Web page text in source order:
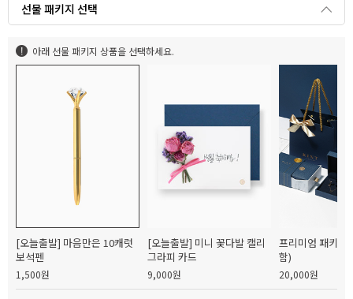
선물 패키지 선택
아래 선물 패키지 상품을 선택하세요.
[오늘출발] 마음만은 10캐럿
보석펜
1,500원
[오늘출발] 미니 꽃다발 캘리
그라피 카드
9,000원
프리미엄 패키지
함)
20,000원